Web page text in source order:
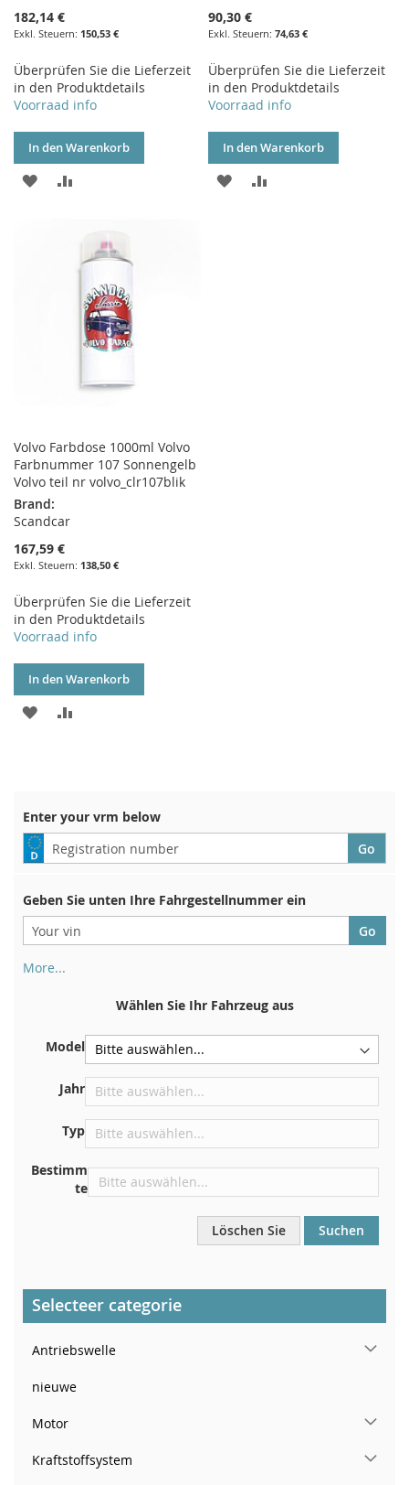
182,14 €
150,53 €
Überprüfen Sie die Lieferzeit
in den Produktdetails
Voorraad info
In den Warenkorb
ZUR
HINZUFÜGENHINZUFÜGEN
90,30 €
74,63 €
Überprüfen Sie die Lieferzeit
in den Produktdetails
Voorraad info
In den Warenkorb
ZUR
Volvo Farbdose 1000ml Volvo
Farbnummer 107 Sonnengelb
Volvo teil nr volvo_clr107blik
Brand:
Scandcar
167,59 €
138,50 €
Überprüfen Sie die Lieferzeit
in den Produktdetails
Voorraad info
In den Warenkorb
ZUR
Enter your vrm below
Geben Sie unten Ihre Fahrgestellnummer ein
More...
Zulassungsbescheinigung. Und auch im Auto
Auf der Bodenplatte für den rechten Vordersitz
Zentrieren Sie es an der Trennwand unter der Haube
Direkt im Motorraum
Armaturenbrett
Wählen Sie Ihr Fahrzeug aus
Model
Jahr
Typ
Bestimm
te
Löschen Sie Suchen
Selecteer categorie
Antriebswelle
nieuwe
Motor
Kraftstoffsystem